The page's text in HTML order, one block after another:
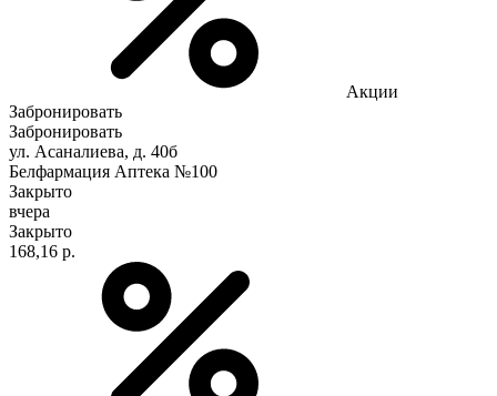
Акции
Забронировать
Забронировать
ул. Асаналиева, д. 40б
Белфармация Аптека №100
Закрыто
вчера
Закрыто
168,16 р.